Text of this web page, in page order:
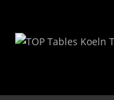
springenEscalation